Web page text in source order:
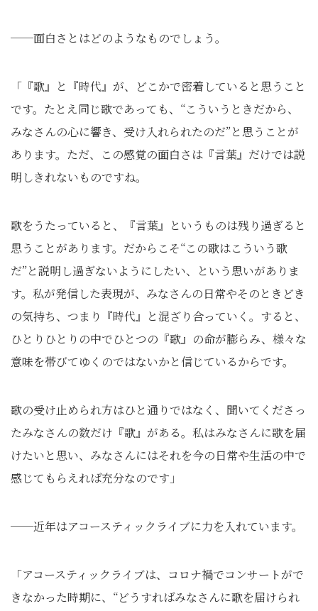
──面白さとはどのようなものでしょう。
「『歌』と『時代』が、どこかで密着していると思うこと
です。たとえ同じ歌であっても、“こういうときだから、
みなさんの心に響き、受け入れられたのだ”と思うことが
あります。ただ、この感覚の面白さは『言葉』だけでは説
明しきれないものですね。
歌をうたっていると、『言葉』というものは残り過ぎると
思うことがあります。だからこそ“この歌はこういう歌
だ”と説明し過ぎないようにしたい、という思いがありま
す。私が発信した表現が、みなさんの日常やそのときどき
の気持ち、つまり『時代』と混ざり合っていく。すると、
ひとりひとりの中でひとつの『歌』の命が膨らみ、様々な
意味を帯びてゆくのではないかと信じているからです。
歌の受け止められ方はひと通りではなく、聞いてくださっ
たみなさんの数だけ『歌』がある。私はみなさんに歌を届
けたいと思い、みなさんにはそれを今の日常や生活の中で
感じてもらえれば充分なのです」
──近年はアコースティックライブに力を入れています。
「アコースティックライブは、コロナ禍でコンサートがで
きなかった時期に、“どうすればみなさんに歌を届けられ